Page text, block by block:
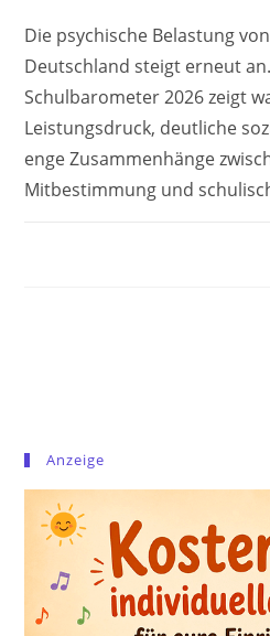
Die psychische Belastung
Deutschland steigt erneut
Schulbarometer 2026 zeigt
Leistungsdruck, deutliche
enge Zusammenhänge
Mitbestimmung und
Anzeige